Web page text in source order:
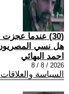
(30) عندما
هل نسي
احمد البهائي
2026 / 8 / 8
السياسة والعلاقات